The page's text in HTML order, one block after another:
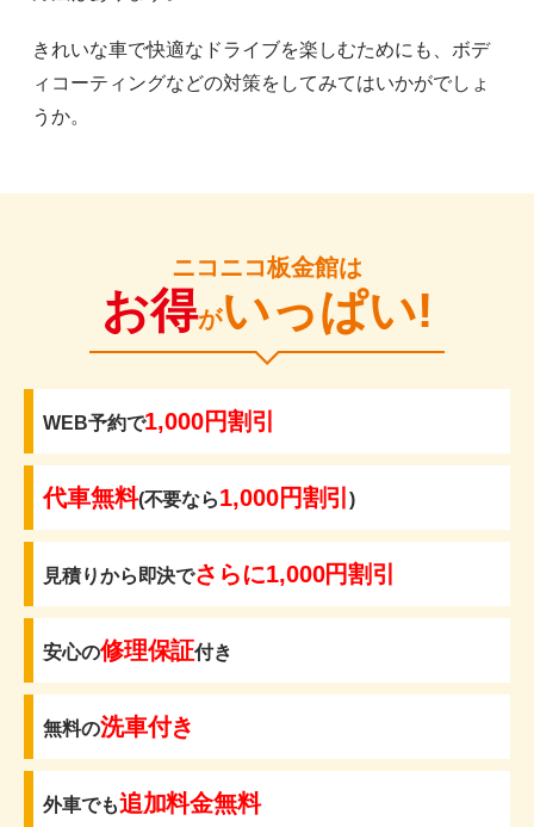
きれいな車で快適なドライブを楽しむためにも、ボデ
ィコーティングなどの対策をしてみてはいかがでしょ
うか。
ニコニコ板金館は
お得がいっぱい!
WEB予約で1,000円割引
代車無料(不要なら1,000円割引)
見積りから即決でさらに1,000円割引
安心の修理保証付き
無料の洗車付き
外車でも追加料金無料